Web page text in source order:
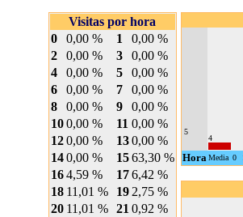
Visitas por hora
0
0,00 % 1
0,00 %
2
0,00 % 3
0,00 %
4
0,00 % 5
0,00 %
6
0,00 % 7
0,00 %
8
0,00 % 9
0,00 %
10 0,00 % 11 0,00 %
12 0,00 % 13 0,00 %
14 0,00 % 15 63,30 %
16 4,59 % 17 6,42 %
18 11,01 % 19 2,75 %
20 11,01 % 21 0,92 %
5
4
Hora Media 0